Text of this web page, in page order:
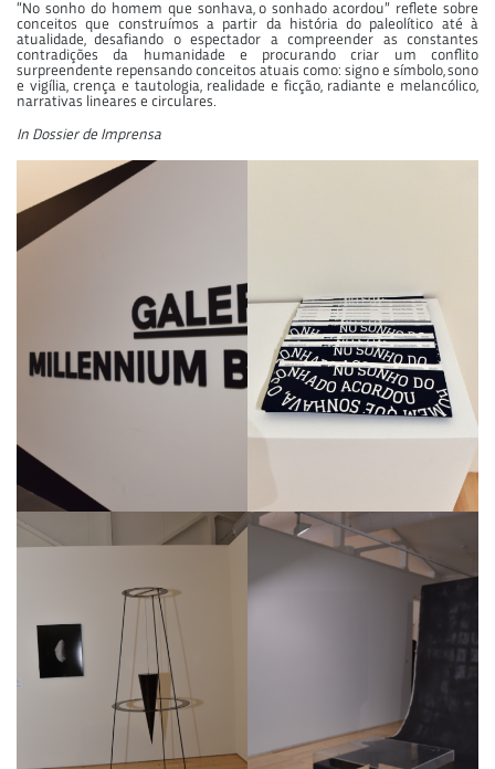
“No sonho do homem que sonhava, o sonhado acordou” reflete sobre
conceitos que construímos a partir da história do paleolítico até à
atualidade, desafiando o espectador a compreender as constantes
contradições da humanidade e procurando criar um conflito
surpreendente repensando conceitos atuais como: signo e símbolo, sono
e vigília, crença e tautologia, realidade e ficção, radiante e melancólico,
narrativas lineares e circulares.
In Dossier de Imprensa